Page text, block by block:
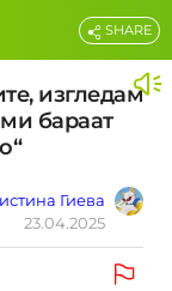
изгледам
бараат
Гиева
23.04.2025
SHARE